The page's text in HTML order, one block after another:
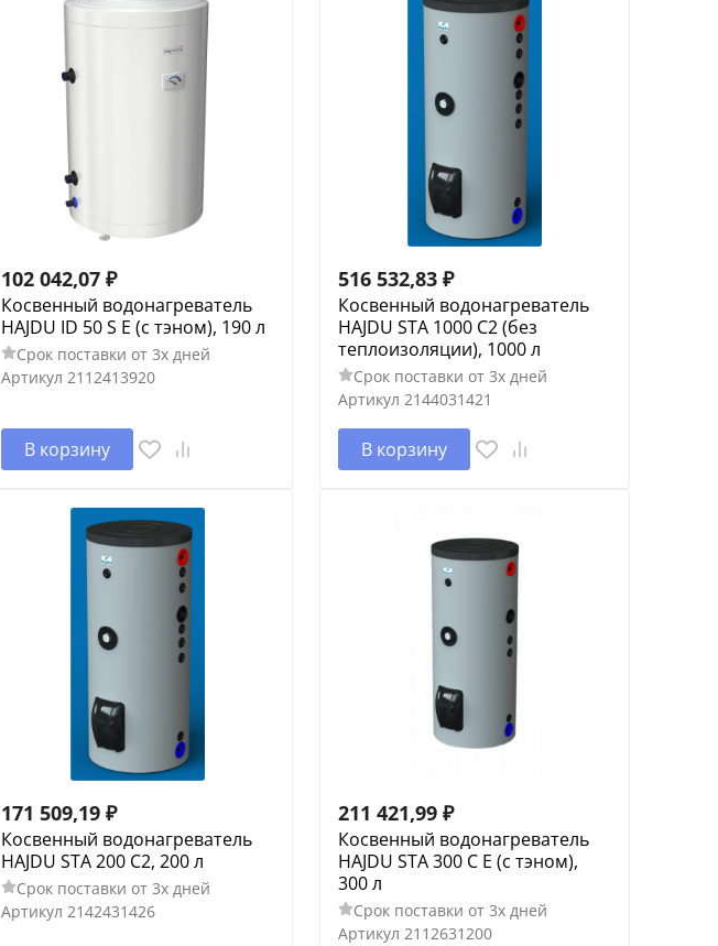
102 042,07 ₽
Косвенный водонагреватель
HAJDU ID 50 S E (c тэном), 190 л
Срок поставки от 3х дней
Артикул 2112413920
В корзину
516 532,83 ₽
Косвенный водонагреватель
HAJDU STA 1000 С2 (без
теплоизоляции), 1000 л
Срок поставки от 3х дней
Артикул 2144031421
В корзину
171 509,19 ₽
Косвенный водонагреватель
HAJDU STA 200 С2, 200 л
Срок поставки от 3х дней
Артикул 2142431426
211 421,99 ₽
Косвенный водонагреватель
HAJDU STA 300 С E (c тэном),
300 л
Срок поставки от 3х дней
Артикул 2112631200